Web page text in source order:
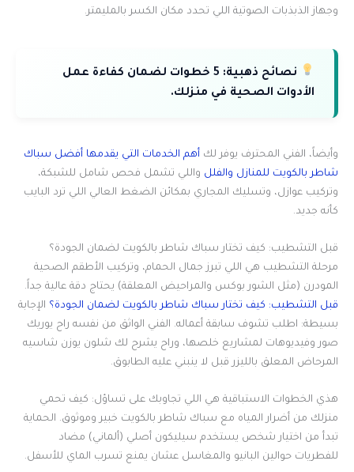
وجهاز الذبذبات الصوتية اللي تحدد مكان الكسر بالمليمتر.
نصائح ذهبية:
5 خطوات لضمان كفاءة عمل
الأدوات الصحية في منزلك.
وأيضاً، الفني المحترف يوفر لك أهم الخدمات التي يقدمها أفضل سباك
شاطر بالكويت للمنازل والفلل واللي تشمل فحص شامل للشبكة،
وتركيب عوازل، وتسليك المجاري بمكائن الضغط العالي اللي ترد البايب
كأنه جديد.
قبل التشطيب: كيف تختار سباك شاطر بالكويت لضمان الجودة؟
مرحلة التشطيب هي اللي تبرز جمال الحمام، وتركيب الأطقم الصحية
المودرن (مثل الشور بوكس والمراحيض المعلقة) يحتاج دقة عالية جداً.
قبل التشطيب: كيف تختار سباك شاطر بالكويت لضمان الجودة؟ الإجابة
بسيطة: اطلب تشوف سابقة أعماله. الفني الواثق من نفسه راح يوريك
صور وفيديوهات لمشاريع خلصها، وراح يشرح لك شلون يوزن شاسيه
المرحاض المعلق بالليزر قبل لا ينبني عليه الطابوق.
هذي الخطوات الاستباقية هي اللي تجاوبك على تساؤل: كيف تحمي
منزلك من أضرار المياه مع سباك شاطر بالكويت خبير وموثوق. الحماية
تبدأ من اختيار شخص يستخدم سيليكون أصلي (ألماني) مضاد
للفطريات حوالين البانيو والمغاسل عشان يمنع تسرب الماي للأسفل.